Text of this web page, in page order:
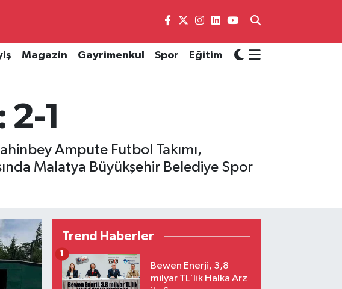
Magazin Gayrimenkul Spor Eğitim
1
Ampute Futbol Takımı,
Malatya Büyükşehir Belediye Spor
Trend Haberler
Bewen Enerji, 3,8
milyar TL'lik Halka Arz
1